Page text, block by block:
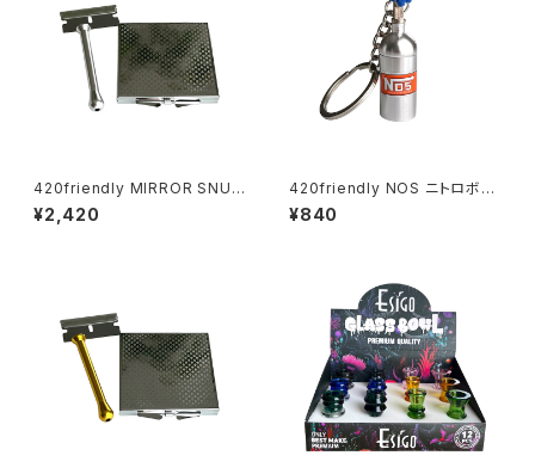
420friendly MIRROR SNUF
F KIT (ミラースナッフキット)
¥2,420
420friendly NOS ニトロボン
ベ型 キーホルダー(収納ケース)
¥840